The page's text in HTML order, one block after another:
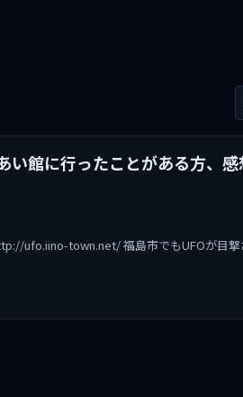
い館に行ったことがある方、感
ufo.iino-town.net/ 福島市でもUFOが目撃